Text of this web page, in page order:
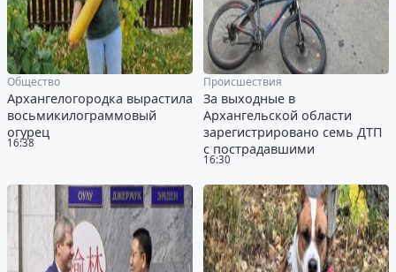
16:38
Общество
Архангелогородка вырастила
восьмикилограммовый
огурец
16:30
Происшествия
За выходные в
Архангельской области
зарегистрировано семь ДТП
с пострадавшими